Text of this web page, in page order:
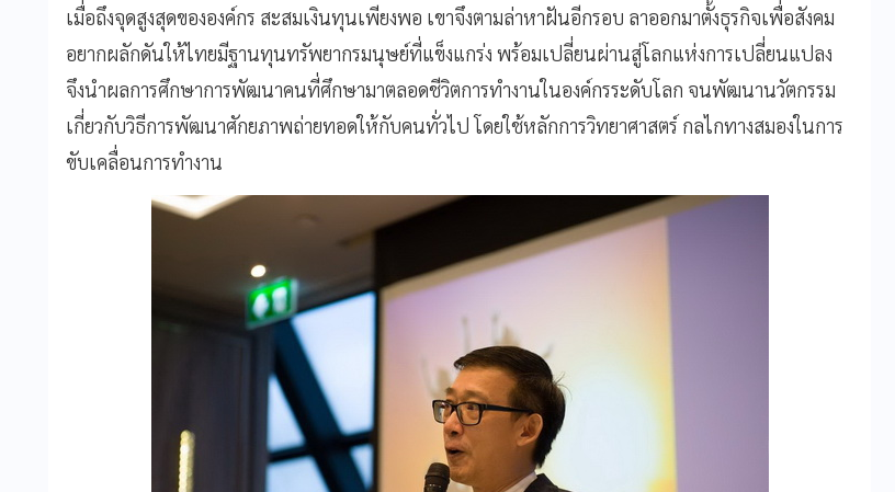
เมื่อถึงจุดสูงสุดขององค์กร สะสมเงินทุนเพียงพอ เขาจึงตามล่าหาฝันอีกรอบ ลาออกมาตั้งธุรกิจเพื่อสังคม
อยากผลักดันให้ไทยมีฐานทุนทรัพยากรมนุษย์ที่แข็งแกร่ง พร้อมเปลี่ยนผ่านสู่โลกแห่งการเปลี่ยนแปลง
จึงนำผลการศึกษาการพัฒนาคนที่ศึกษามาตลอดชีวิตการทำงานในองค์กรระดับโลก จนพัฒนานวัตกรรม
เกี่ยวกับวิธีการพัฒนาศักยภาพถ่ายทอดให้กับคนทั่วไป โดยใช้หลักการวิทยาศาสตร์ กลไกทางสมองในการ
ขับเคลื่อนการทำงาน